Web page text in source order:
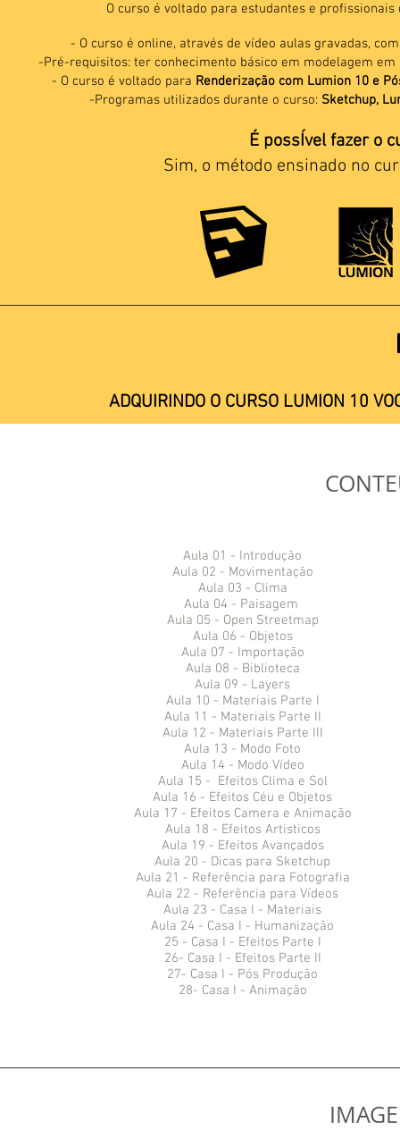
O curso é voltado para estudantes e
- O curso é online, através de vídeo aulas gravadas,
-Pré-requisitos: ter conhecimento básico em modelagem
- O curso é voltado para Renderização com Lumion 10 e
-Programas utilizados durante o curso: Sketchup,
É possÍvel fazer o
Sim, o método ensinado no
ADQUIRINDO O CURSO LUMION 10
Aula 01 - Introdução
Aula 02 - Movimentação
Aula 03 - Clima
Aula 04 - Paisagem
Aula 05 - Open Streetmap
Aula 06 - Objetos
Aula 07 - Importação
Aula 08 - Biblioteca
Aula 09 - Layers
Aula 10 - Materiais Parte I
Aula 11 - Materiais Parte II
Aula 12 - Materiais Parte III
Aula 13 - Modo Foto
Aula 14 - Modo Vídeo
Aula 15 - Efeitos Clima e Sol
Aula 16 - Efeitos Céu e Objetos
Aula 17 - Efeitos Camera e Animação
Aula 18 - Efeitos Artisticos
Aula 19 - Efeitos Avançados
Aula 20 - Dicas para Sketchup
Aula 21 - Referência para Fotografia
Aula 22 - Referência para Vídeos
Aula 23 - Casa I - Materiais
Aula 24 - Casa I - Humanização
25 - Casa I - Efeitos Parte I
26- Casa I - Efeitos Parte II
27- Casa I - Pós Produção
28- Casa I - Animação